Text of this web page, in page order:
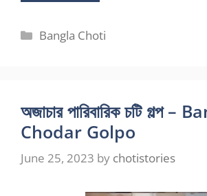
Categories
Bangla Choti
অজাচার পারিবারিক চটি গল্প –
Chodar Golpo
June 25, 2023 by chotistories